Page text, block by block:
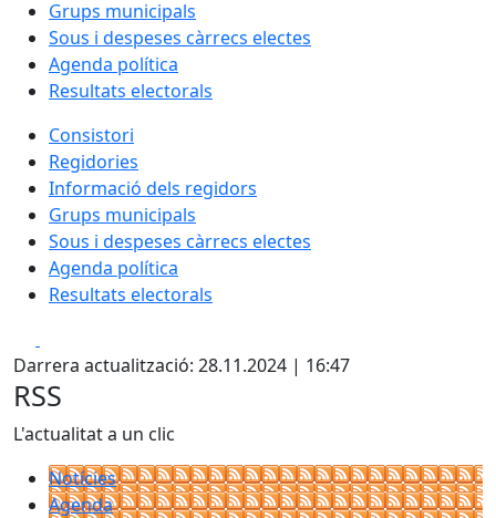
Grups municipals
Sous i despeses càrrecs electes
Agenda política
Resultats electorals
Consistori
Regidories
Informació dels regidors
Grups municipals
Sous i despeses càrrecs electes
Agenda política
Resultats electorals
Darrera actualització: 28.11.2024 | 16:47
RSS
L'actualitat a un clic
Notícies
Agenda